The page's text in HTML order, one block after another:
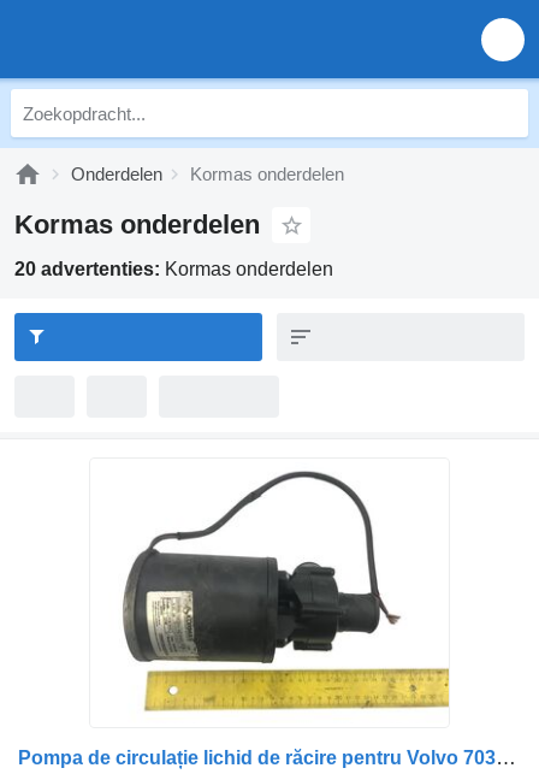
Onderdelen Kormas onderdelen
Kormas onderdelen
20 advertenties: Kormas onderdelen
Pompa de circulație lichid de răcire pentru Volvo 70318680 20757 70318680-20757756-30 voor Kormas 051025 vrachtwagen